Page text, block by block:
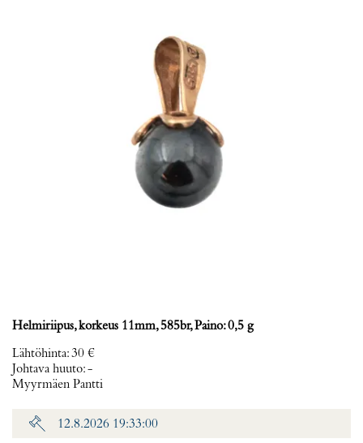
Helmiriipus, korkeus 11mm, 585br, Paino: 0,5 g
Lähtöhinta:30 €
Johtava huuto:-
Myyrmäen Pantti
12.8.2026 19:33:00